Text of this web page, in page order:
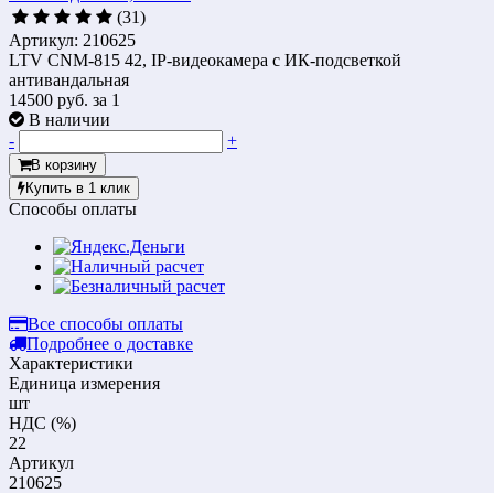
(31)
Артикул: 210625
LTV CNM-815 42, IP-видеокамера с ИК-подсветкой
антивандальная
14500 руб. за 1
В наличии
-
+
В корзину
Купить в 1 клик
Способы оплаты
Все способы оплаты
Подробнее о доставке
Характеристики
Единица измерения
шт
НДС (%)
22
Артикул
210625